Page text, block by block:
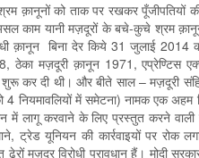
क़ानूनों को ताक पर रखकर पूँजीपतियों
काम यानी मज़दूरों के बचे-कुचे श्रम
क़ानून बिना देर किये 31 जुलाई
ठेका मज़दूरी क़ानून 1971, एप्रेण्टिस
कर दी थी। और बीते साल – मज़दूरी
नियमावलियों में समेटना) नामक एक
लागू करवाने के लिए प्रस्तुत करने
ट्रेड यूनियन की कार्रवाइयों पर रोक
मज़दूर विरोधी प्रावधान हैं। मोदी